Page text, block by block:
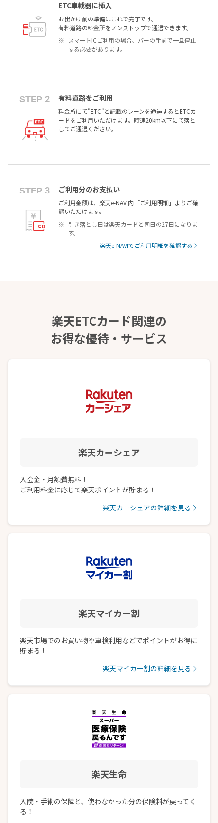
ETC車載器に挿入
お出かけ前の準備はこれで完了です。
有料道路の料金所をノンストップで通過できます。
スマートICご利用の場合、バーの手前で一旦停止
する必要があります。
STEP 2 有料道路をご利用
料金所にて"ETC"と記載のレーンを通過するとETCカ
ードをご利用いただけます。時速20km以下にて落と
してご通過ください。
STEP 3 ご利用分のお支払い
ご利用金額は、楽天e-NAVI内「ご利用明細」よりご確
認いただけます。
引き落とし日は楽天カードと同日の27日になりま
す。
楽天e-NAVIでご利用明細を確認する
楽天ETCカード関連の
お得な優待・サービス
楽天カーシェア
入会金・月額費無料！
ご利用料金に応じて楽天ポイントが貯まる！
楽天カーシェアの詳細を見る
楽天マイカー割
楽天市場でのお買い物や車検利用などでポイントがお得に
貯まる！
楽天マイカー割の詳細を見る
楽天生命
入院・手術の保障と、使わなかった分の保険料が戻ってく
る！